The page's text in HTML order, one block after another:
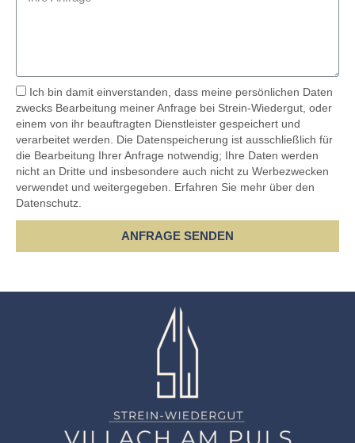
Ich bin damit einverstanden, dass meine persönlichen Daten
zwecks Bearbeitung meiner Anfrage bei Strein-Wiedergut, oder
einem von ihr beauftragten Dienstleister gespeichert und
verarbeitet werden. Die Datenspeicherung ist ausschließlich für
die Bearbeitung Ihrer Anfrage notwendig; Ihre Daten werden
nicht an Dritte und insbesondere auch nicht zu Werbezwecken
verwendet und weitergegeben. Erfahren Sie mehr über den
Datenschutz.
ANFRAGE SENDEN